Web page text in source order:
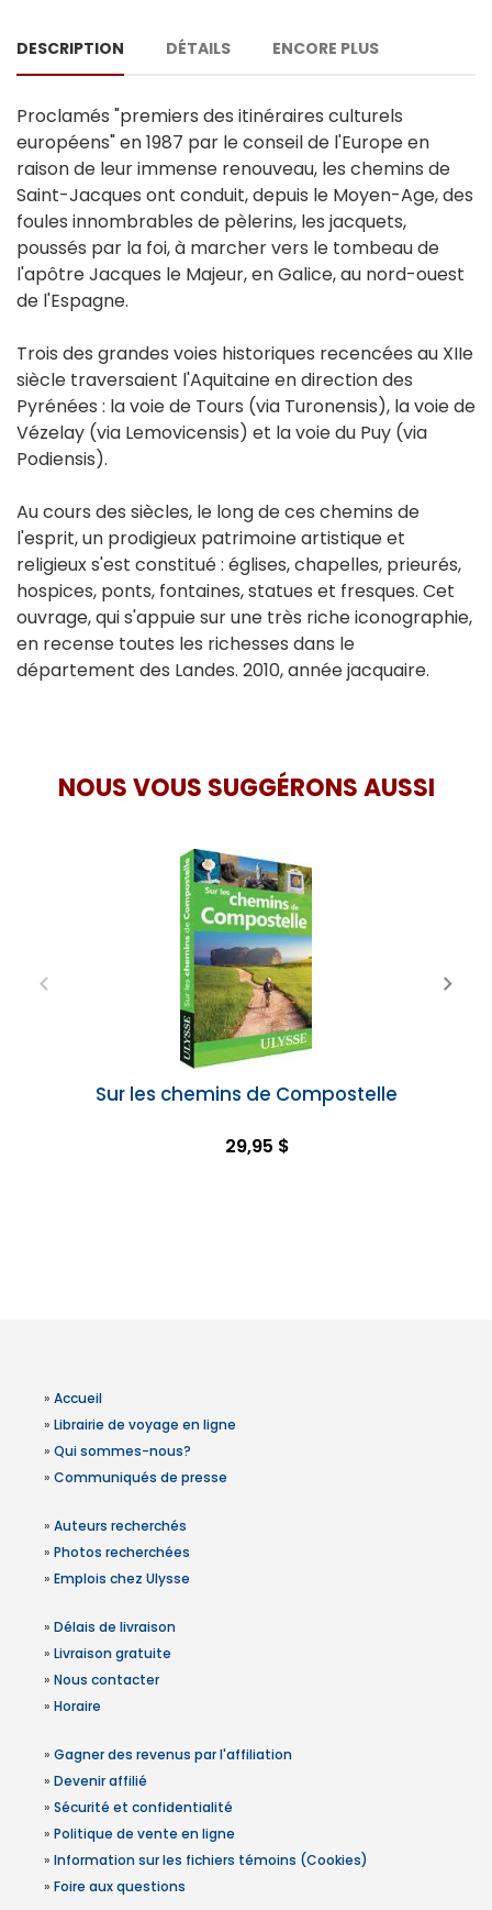
DESCRIPTION DÉTAILS ENCORE PLUS
Proclamés "premiers des itinéraires culturels
européens" en 1987 par le conseil de l'Europe en
raison de leur immense renouveau, les chemins de
Saint-Jacques ont conduit, depuis le Moyen-Age, des
foules innombrables de pèlerins, les jacquets,
poussés par la foi, à marcher vers le tombeau de
l'apôtre Jacques le Majeur, en Galice, au nord-ouest
de l'Espagne.
Trois des grandes voies historiques recencées au XIIe
siècle traversaient l'Aquitaine en direction des
Pyrénées : la voie de Tours (via Turonensis), la voie de
Vézelay (via Lemovicensis) et la voie du Puy (via
Podiensis).
Au cours des siècles, le long de ces chemins de
l'esprit, un prodigieux patrimoine artistique et
religieux s'est constitué : églises, chapelles, prieurés,
hospices, ponts, fontaines, statues et fresques. Cet
ouvrage, qui s'appuie sur une très riche iconographie,
en recense toutes les richesses dans le
département des Landes. 2010, année jacquaire.
NOUS VOUS SUGGÉRONS AUSSI
Sur les chemins de Compostelle
29,95 $
» Accueil
» Librairie de voyage en ligne
» Qui sommes-nous?
» Communiqués de presse
» Auteurs recherchés
» Photos recherchées
» Emplois chez Ulysse
» Délais de livraison
» Livraison gratuite
» Nous contacter
» Horaire
» Gagner des revenus par l'affiliation
» Devenir affilié
» Sécurité et confidentialité
» Politique de vente en ligne
» Information sur les fichiers témoins (Cookies)
» Foire aux questions